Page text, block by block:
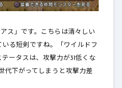
ス」です。こちらは清々しい
る短剣ですね。「ワイルドフ
ータスは、攻撃力が31低くな
代下がってしまうと攻撃力差